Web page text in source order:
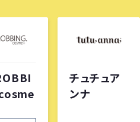
チュチュア
ンナ